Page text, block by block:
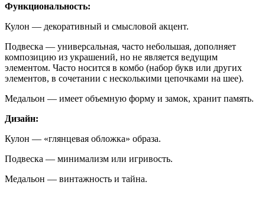
Функциональность:
Кулон — декоративный и смысловой акцент.
Подвеска — универсальная, часто небольшая, дополняет
композицию из украшений, но не является ведущим
элементом. Часто носится в комбо (набор букв или других
элементов, в сочетании с несколькими цепочками на шее).
Медальон — имеет объемную форму и замок, хранит память.
Дизайн:
Кулон — «глянцевая обложка» образа.
Подвеска — минимализм или игривость.
Медальон — винтажность и тайна.